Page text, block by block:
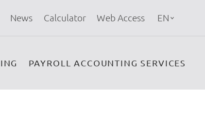
News Calculator Web Access EN
PAYROLL ACCOUNTING SERVICES